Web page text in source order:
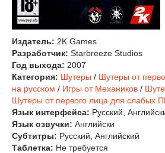
Издатель: 2K Games
Разработчик: Starbreeze Studios
Год выхода: 2007
Категория: Шутеры / Шутеры от
на русском / Игры от Механиков /
Шутеры от первого лица для слабых
Язык интерфейса: Русский,
Язык озвучки: Английски
Субтитры: Русский, Английский
Таблетка: Не требуется